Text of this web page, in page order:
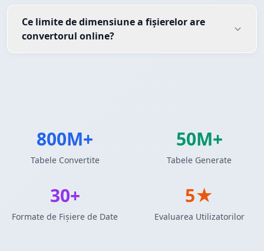
Ce limite de dimensiune a fișierelor are
convertorul online?
800M+
Tabele Convertite
50M+
Tabele Generate
30+
Formate de Fișiere de Date
5★
Evaluarea Utilizatorilor